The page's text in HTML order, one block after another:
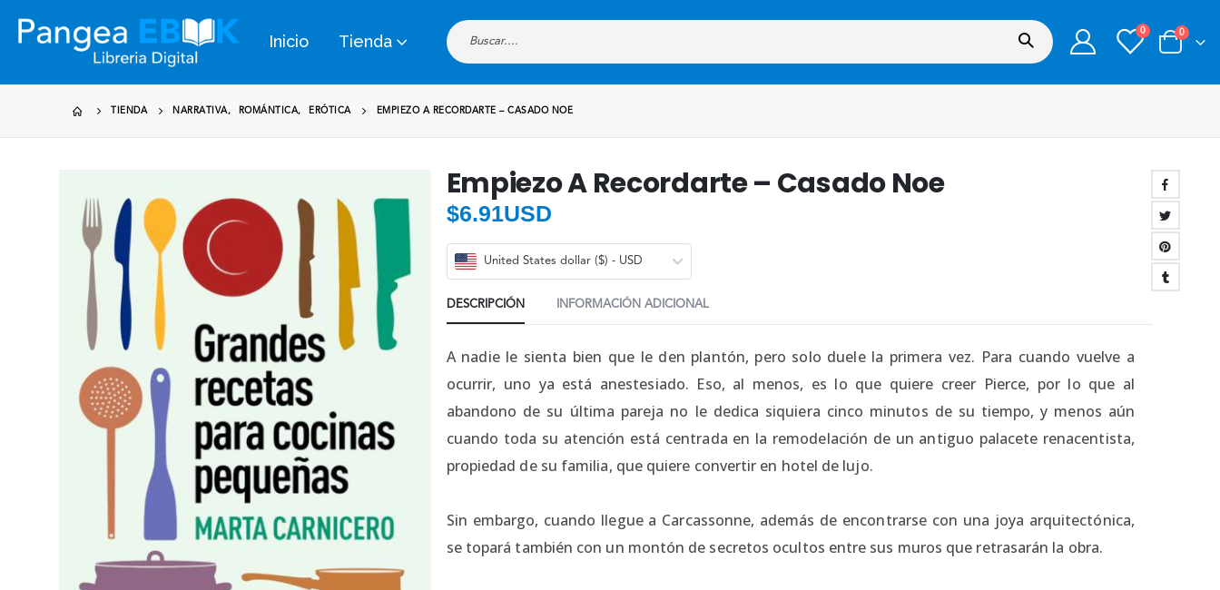
Inicio Tienda
0 0
TIENDA NARRATIVA , ROMÁNTICA, ERÓTICA EMPIEZO A RECORDARTE – CASADO NOE
Empiezo A Recordarte – Casado Noe
$6.91USD
United States dollar ($) - USD
DESCRIPCIÓN INFORMACIÓN ADICIONAL
A nadie le sienta bien que le den plantón, pero solo duele la primera vez. Para cuando vuelve a
ocurrir, uno ya está anestesiado. Eso, al menos, es lo que quiere creer Pierce, por lo que al
abandono de su última pareja no le dedica siquiera cinco minutos de su tiempo, y menos aún
cuando toda su atención está centrada en la remodelación de un antiguo palacete renacentista,
propiedad de su familia, que quiere convertir en hotel de lujo.
Sin embargo, cuando llegue a Carcassonne, además de encontrarse con una joya arquitectónica,
se topará también con un montón de secretos ocultos entre sus muros que retrasarán la obra.